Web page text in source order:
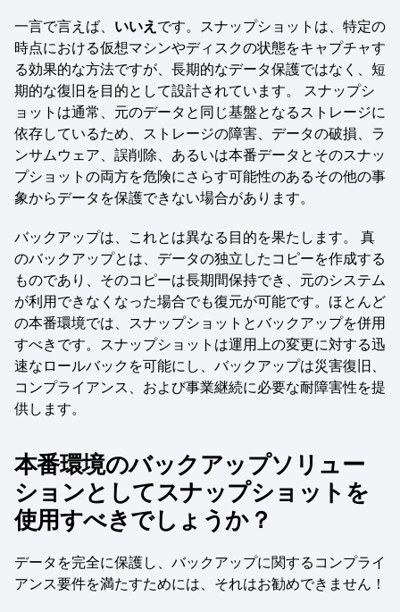
一言で言えば、 いいえ です。スナップショットは、特定の
時点における仮想マシンやディスクの状態をキャプチャす
る効果的な方法ですが、長期的なデータ保護ではなく、短
期的な復旧を目的として設計されています。 スナップシ
ョットは通常、元のデータと同じ基盤となるストレージに
依存しているため、ストレージの障害、データの破損、ラ
ンサムウェア、誤削除、あるいは本番データとそのスナッ
プショットの両方を危険にさらす可能性のあるその他の事
象からデータを保護できない場合があります。
バックアップは、これとは異なる目的を果たします。 真
のバックアップとは、データの独立したコピーを作成する
ものであり、そのコピーは長期間保持でき、元のシステム
が利用できなくなった場合でも復元が可能です。ほとんど
の本番環境では、スナップショットとバックアップを併用
すべきです。スナップショットは運用上の変更に対する迅
速なロールバックを可能にし、バックアップは災害復旧、
コンプライアンス、および事業継続に必要な耐障害性を提
供します。
本番環境のバックアップソリュー
ションとしてスナップショットを
使用すべきでしょうか？
データを完全に保護し、バックアップに関するコンプライ
アンス要件を満たすためには、それはお勧めできません！